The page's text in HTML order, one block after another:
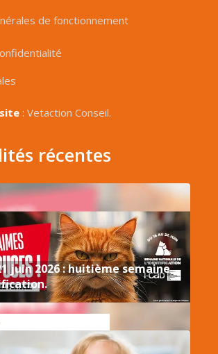
de fonctionnement
: Vetaction Conseil.
récentes
juin 2026 : huitième semaine